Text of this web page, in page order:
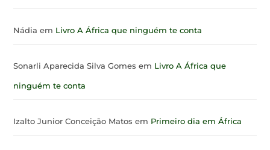
Nádia em Livro A África que ninguém te conta
Sonarli Aparecida Silva Gomes em Livro A África que
ninguém te conta
Izalto Junior Conceição Matos em Primeiro dia em África